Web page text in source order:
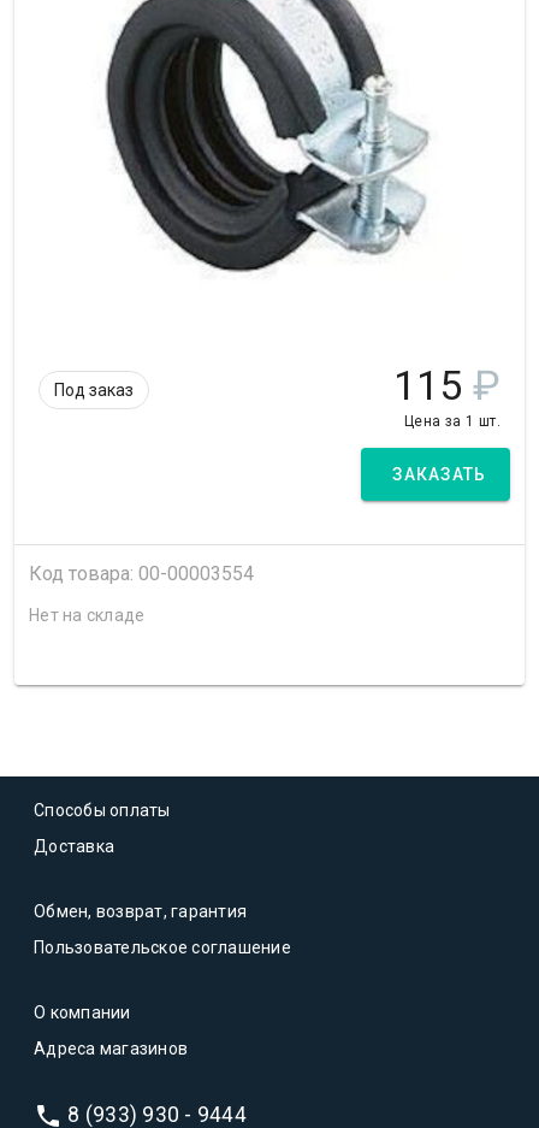
Под заказ 115 ₽
Цена за 1 шт.
ЗАКАЗАТЬ
Код товара: 00-00003554
Нет на складе
Способы оплаты
Доставка
Обмен, возврат, гарантия
Пользовательское соглашение
О компании
Адреса магазинов
8 (933) 930 - 9444